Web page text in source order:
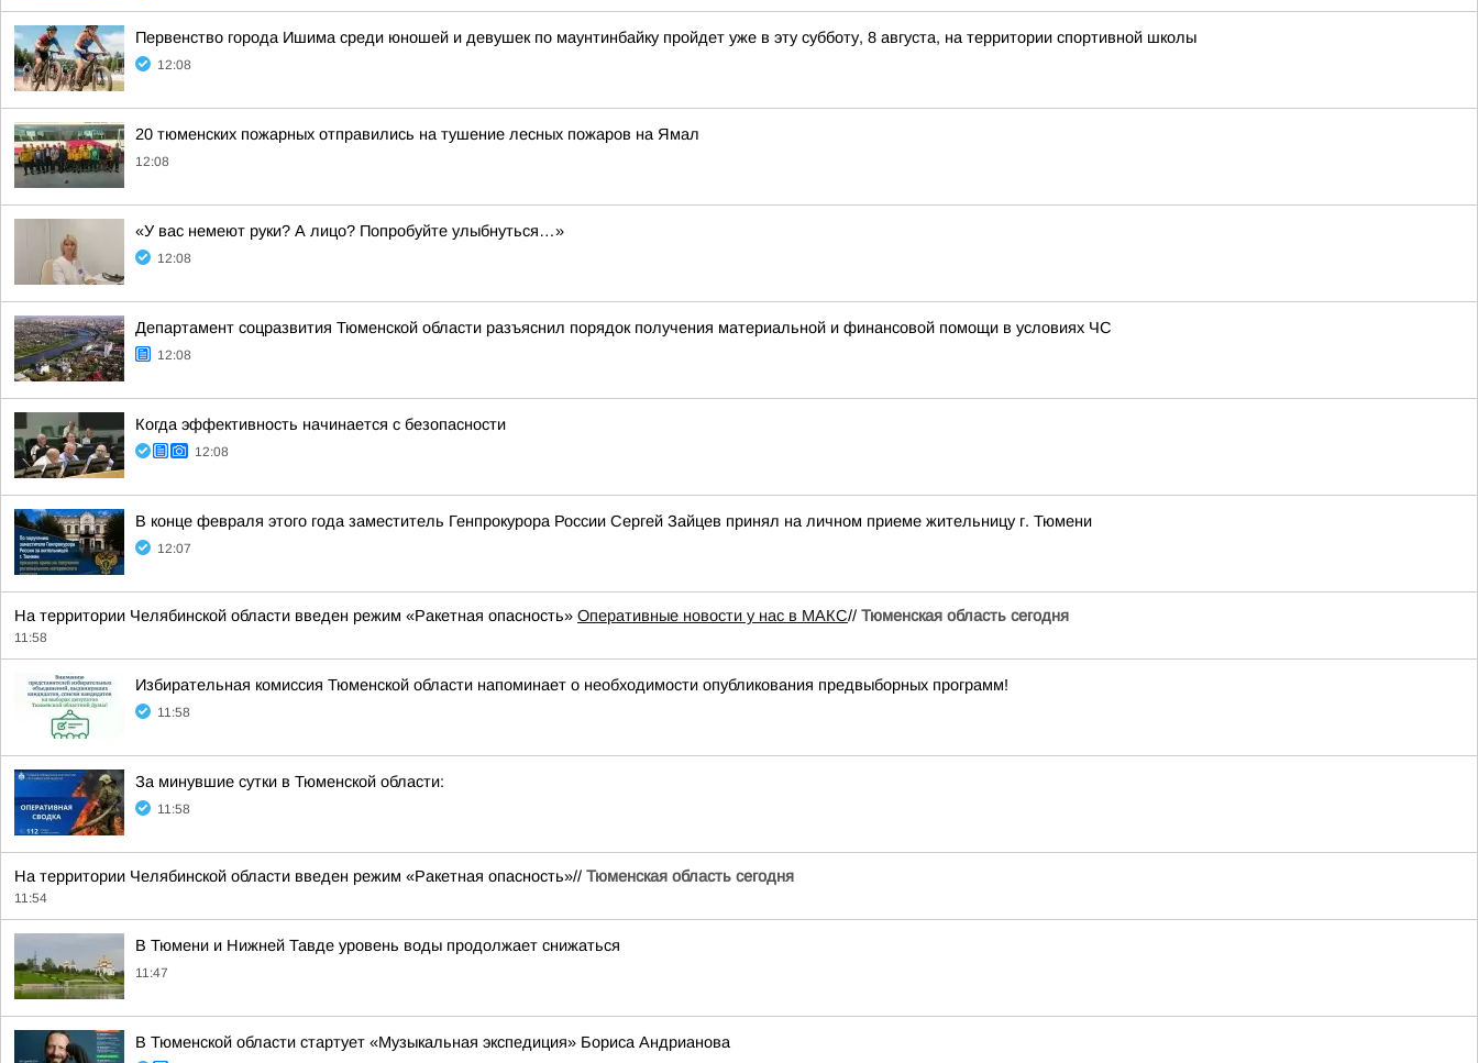
Первенство города Ишима среди юношей и девушек по маунтинбайку пройдет уже в эту субботу, 8 августа, на территории спортивной школы
12:08
20 тюменских пожарных отправились на тушение лесных пожаров на Ямал
12:08
«У вас немеют руки? А лицо? Попробуйте улыбнуться…»
12:08
Департамент соцразвития Тюменской области разъяснил порядок получения материальной и финансовой помощи в условиях ЧС
12:08
Когда эффективность начинается с безопасности
12:08
В конце февраля этого года заместитель Генпрокурора России Сергей Зайцев принял на личном приеме жительницу г. Тюмени
12:07
На территории Челябинской области введен режим «Ракетная опасность» Оперативные новости у нас в МАКС// Тюменская область сегодня
11:58
Избирательная комиссия Тюменской области напоминает о необходимости опубликования предвыборных программ!
11:58
За минувшие сутки в Тюменской области:
11:58
На территории Челябинской области введен режим «Ракетная опасность»// Тюменская область сегодня
11:54
В Тюмени и Нижней Тавде уровень воды продолжает снижаться
11:47
В Тюменской области стартует «Музыкальная экспедиция» Бориса Андрианова